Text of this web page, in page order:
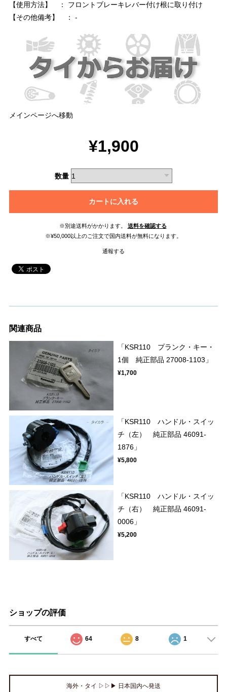
【使用方法】 ： フロントブレーキレバー付け根に取り付け
【その他備考】 ： -
メインページへ移動
¥1,900
数量
カートに入れる
※別途送料がかかります。
送料を確認する
※¥50,000以上のご注文で国内送料が無料になります。
通報する
関連商品
「KSR110 プランク・キー・
1個 純正部品 27008-1103」
¥1,700
「KSR110 ハンドル・スイッ
チ（左） 純正部品 46091-
1876」
¥5,800
「KSR110 ハンドル・スイッ
チ（右） 純正部品 46091-
0006」
¥5,200
ショップの評価
すべて 64 8 1
海外・タイ ▷▷▶ 日本国内へ発送